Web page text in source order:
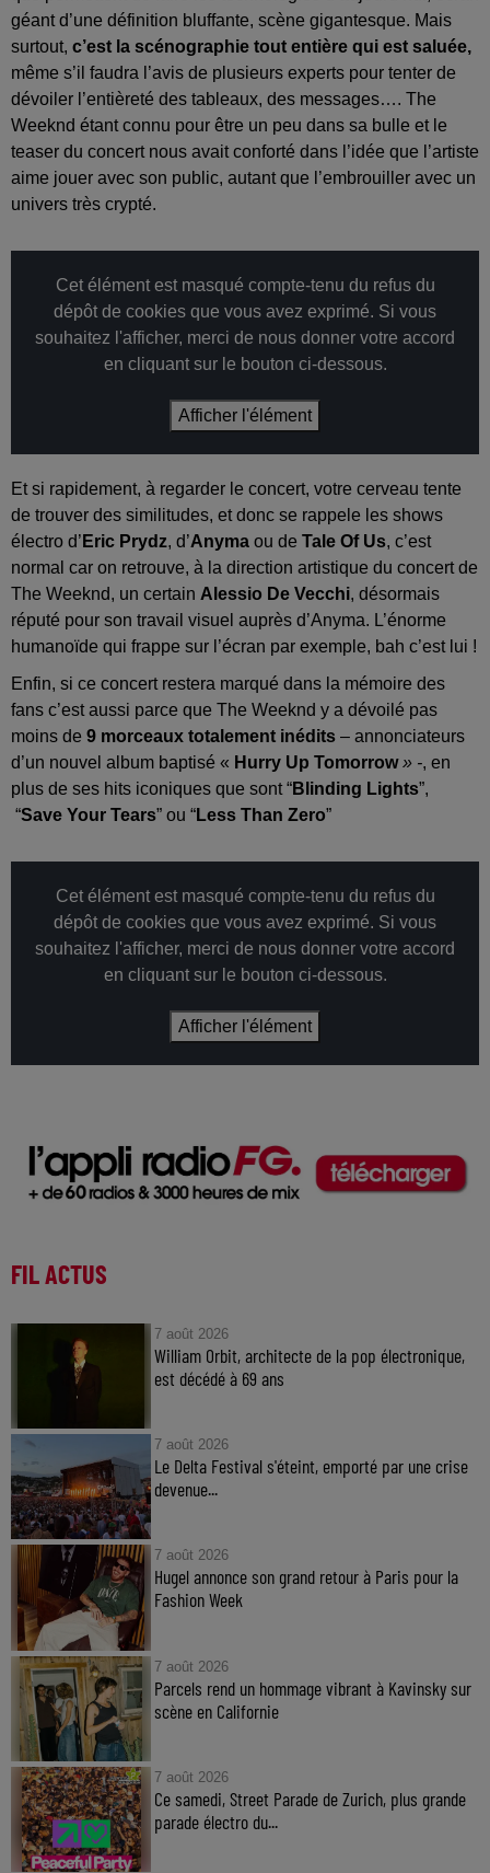
géant d’une définition bluffante, scène gigantesque. Mais
surtout, c’est la scénographie tout entière qui est saluée,
même s’il faudra l’avis de plusieurs experts pour tenter de
dévoiler l’entièreté des tableaux, des messages…. The
Weeknd étant connu pour être un peu dans sa bulle et le
teaser du concert nous avait conforté dans l’idée que l’artiste
aime jouer avec son public, autant que l’embrouiller avec un
univers très crypté.
Cet élément est masqué compte-tenu du refus du
dépôt de cookies que vous avez exprimé. Si vous
souhaitez l'afficher, merci de nous donner votre accord
en cliquant sur le bouton ci-dessous.
Afficher l'élément
Et si rapidement, à regarder le concert, votre cerveau tente
de trouver des similitudes, et donc se rappele les shows
électro d’ Eric Prydz, d’Anyma ou de Tale Of Us, c’est
normal car on retrouve, à la direction artistique du concert de
The Weeknd, un certain Alessio De Vecchi, désormais
réputé pour son travail visuel auprès d’Anyma. L’énorme
humanoïde qui frappe sur l’écran par exemple, bah c’est lui !
Enfin, si ce concert restera marqué dans la mémoire des
fans c’est aussi parce que The Weeknd y a dévoilé pas
moins de 9 morceaux totalement inédits – annonciateurs
d’un nouvel album baptisé « Hurry Up Tomorrow» -, en
plus de ses hits iconiques que sont “Blinding Lights”,
“Save Your Tears” ou “Less Than Zero”
Cet élément est masqué compte-tenu du refus du
dépôt de cookies que vous avez exprimé. Si vous
souhaitez l'afficher, merci de nous donner votre accord
en cliquant sur le bouton ci-dessous.
Afficher l'élément
FIL ACTUS
7 août 2026
William Orbit, architecte de la pop électronique,
est décédé à 69 ans
7 août 2026
Le Delta Festival s'éteint, emporté par une crise
devenue...
7 août 2026
Hugel annonce son grand retour à Paris pour la
Fashion Week
7 août 2026
Parcels rend un hommage vibrant à Kavinsky sur
scène en Californie
7 août 2026
Ce samedi, Street Parade de Zurich, plus grande
parade électro du...